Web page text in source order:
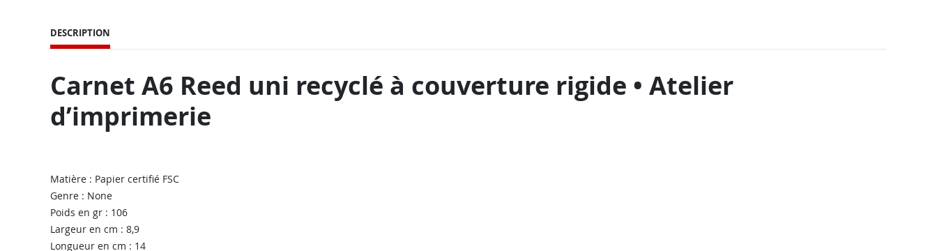
DESCRIPTION
Carnet A6 Reed uni recyclé à couverture rigide • Atelier
d’imprimerie
Matière : Papier certifié FSC
Genre : None
Poids en gr : 106
Largeur en cm : 8,9
Longueur en cm : 14